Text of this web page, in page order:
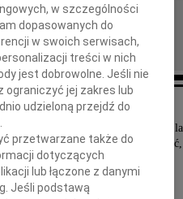
żalem zawiadamiamy,
roku na wieczny dyżur w wieku 70
Ojciec, Mąż, Dziadek, Teść,
Szwagier i Wujek
w szczególności
dopasowanych do
w swoich serwisach,
treści w nich
jest dobrowolne. Jeśli nie
ograniczyć jej zakres lub
udzieloną przejdź do
przetwarzane także do
dotyczących
lub łączone z danymi
Jeśli podstawą